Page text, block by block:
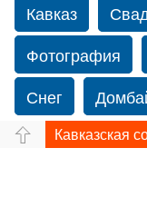
Кавказ
Фотография
Снег
Путешествие
Кавказская